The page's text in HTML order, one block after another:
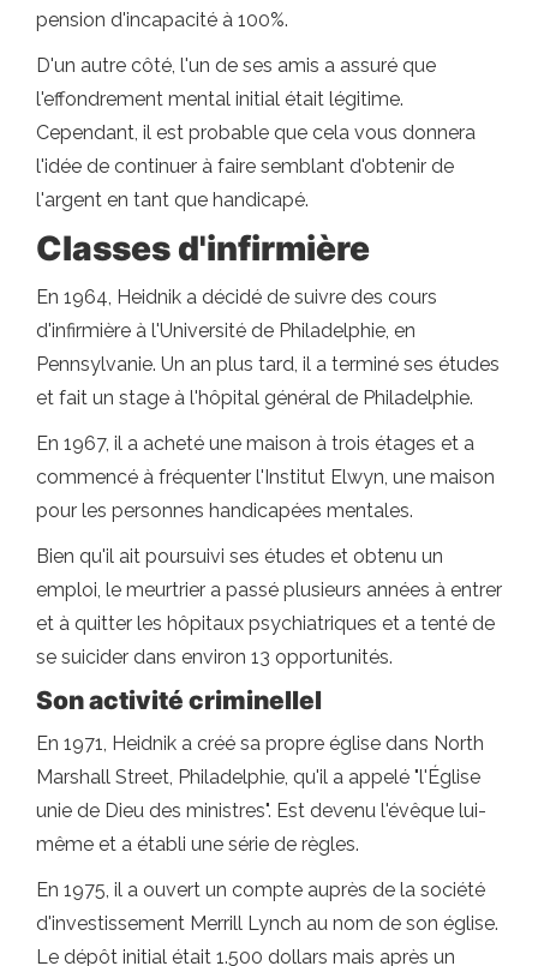
pension d'incapacité à 100%.
D'un autre côté, l'un de ses amis a assuré que
l'effondrement mental initial était légitime.
Cependant, il est probable que cela vous donnera
l'idée de continuer à faire semblant d'obtenir de
l'argent en tant que handicapé.
Classes d'infirmière
En 1964, Heidnik a décidé de suivre des cours
d'infirmière à l'Université de Philadelphie, en
Pennsylvanie. Un an plus tard, il a terminé ses études
et fait un stage à l'hôpital général de Philadelphie.
En 1967, il a acheté une maison à trois étages et a
commencé à fréquenter l'Institut Elwyn, une maison
pour les personnes handicapées mentales.
Bien qu'il ait poursuivi ses études et obtenu un
emploi, le meurtrier a passé plusieurs années à entrer
et à quitter les hôpitaux psychiatriques et a tenté de
se suicider dans environ 13 opportunités.
Sonactivité criminellel
En 1971, Heidnik a créé sa propre église dans North
Marshall Street, Philadelphie, qu'il a appelé "l'Église
unie de Dieu des ministres". Est devenu l'évêque lui-
même et a établi une série de règles.
En 1975, il a ouvert un compte auprès de la société
d'investissement Merrill Lynch au nom de son église.
Le dépôt initial était 1.500 dollars mais après un